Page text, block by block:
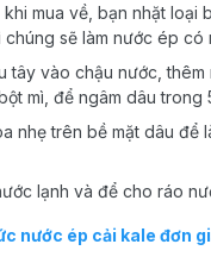
khi mua về, bạn nhặt loại
chúng sẽ làm nước ép có
tây vào chậu nước, thêm
mì, để ngâm dâu trong
nhẹ trên bề mặt dâu để
lạnh và để cho ráo
nước ép cải kale đơn